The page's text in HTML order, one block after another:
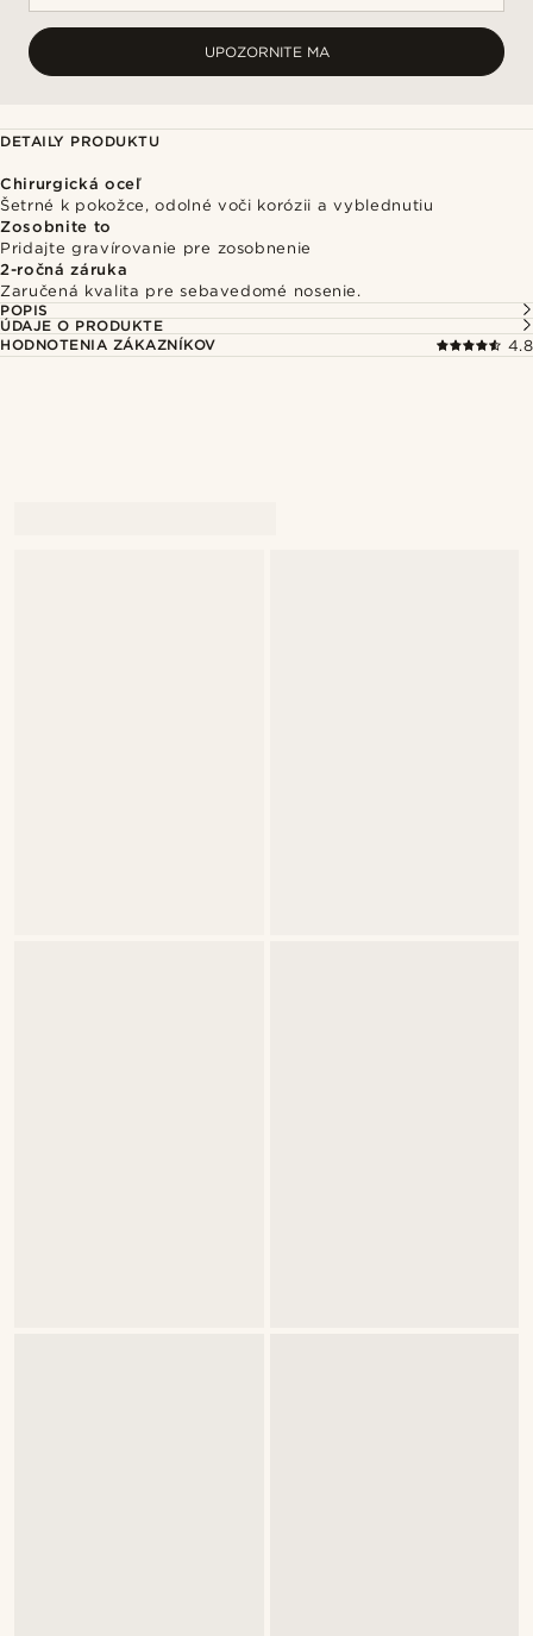
UPOZORNITE MA
DETAILY PRODUKTU
Chirurgická oceľ
Šetrné k pokožce, odolné voči korózii a vyblednutiu
Zosobnite to
Pridajte gravírovanie pre zosobnenie
2-ročná záruka
Zaručená kvalita pre sebavedomé nosenie.
POPIS
ÚDAJE O PRODUKTE
HODNOTENIA ZÁKAZNÍKOV
4.8